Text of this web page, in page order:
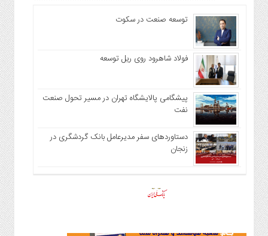
توسعه صنعت در سکوت
فولاد شاهرود روی ریل توسعه
پیشگامی پالایشگاه تهران در مسیر تحول صنعت
نفت
دستاوردهای سفر مدیرعامل بانک گردشگری در
زنجان